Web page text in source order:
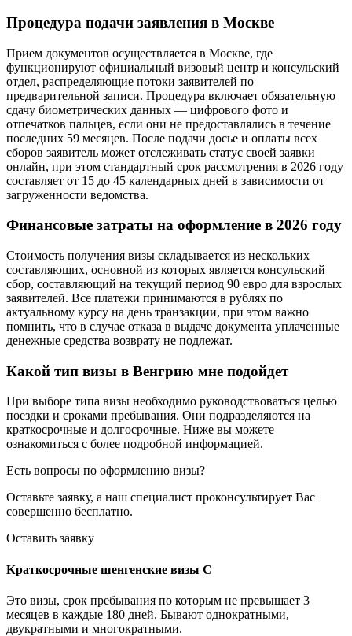
Процедура подачи заявления в Москве
Прием документов осуществляется в Москве, где
функционируют официальный визовый центр и консульский
отдел, распределяющие потоки заявителей по
предварительной записи. Процедура включает обязательную
сдачу биометрических данных — цифрового фото и
отпечатков пальцев, если они не предоставлялись в течение
последних 59 месяцев. После подачи досье и оплаты всех
сборов заявитель может отслеживать статус своей заявки
онлайн, при этом стандартный срок рассмотрения в 2026 году
составляет от 15 до 45 календарных дней в зависимости от
загруженности ведомства.
Финансовые затраты на оформление в 2026 году
Стоимость получения визы складывается из нескольких
составляющих, основной из которых является консульский
сбор, составляющий на текущий период 90 евро для взрослых
заявителей. Все платежи принимаются в рублях по
актуальному курсу на день транзакции, при этом важно
помнить, что в случае отказа в выдаче документа уплаченные
денежные средства возврату не подлежат.
Какой тип визы в Венгрию мне подойдет
При выборе типа визы необходимо руководствоваться целью
поездки и сроками пребывания. Они подразделяются на
краткосрочные и долгосрочные. Ниже вы можете
ознакомиться с более подробной информацией.
Есть вопросы по оформлению визы?
Оставьте заявку, а наш специалист проконсультирует Вас
совершенно бесплатно.
Оставить заявку
Краткосрочные шенгенские визы C
Это визы, срок пребывания по которым не превышает 3
месяцев в каждые 180 дней. Бывают однократными,
двукратными и многократными.